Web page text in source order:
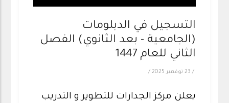
التسجيل في الدبلومات
(الجامعية - بعد الثانوي) الفصل
الثاني للعام 1447
/ 23 نوفمبر 2025 /
يعلن مركز الجدارات للتطوير و التدريب